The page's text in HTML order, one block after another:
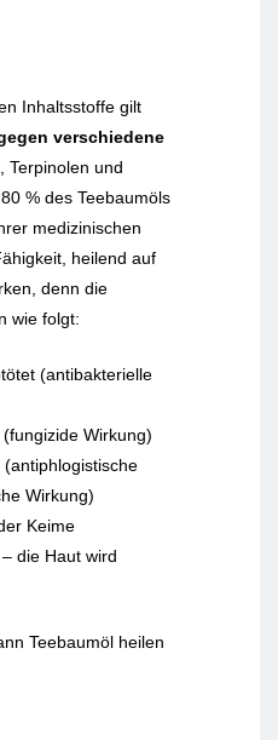
Inhaltsstoffe gilt
verschiedene
Terpinolen und
% des Teebaumöls
medizinischen
heilend auf
denn die
wie folgt:
(antibakterielle
Wirkung)
Wirkung)
Keime
die Haut wird
Teebaumöl heilen